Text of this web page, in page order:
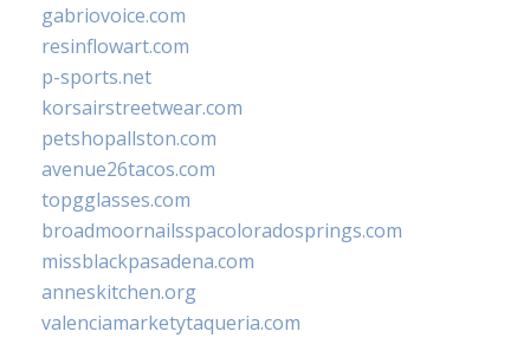
gabriovoice.com
resinflowart.com
p-sports.net
korsairstreetwear.com
petshopallston.com
avenue26tacos.com
topgglasses.com
broadmoornailsspacoloradosprings.com
missblackpasadena.com
anneskitchen.org
valenciamarketytaqueria.com